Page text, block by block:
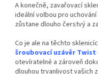
A konečně, zavařovací
ideální volbou pro
zůstane dlouho čerstvý a
Co je ale na těchto
šroubovací uzávěr Twist
otevíratelné a zároveň
dlouhou trvanlivost vašich